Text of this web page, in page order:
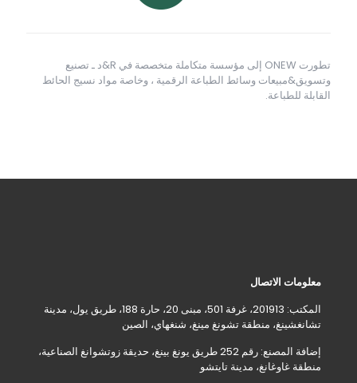
تطورت ONEW إلى مؤسسة متكاملة متخصصة في R&د ـ تصنيع
وتسويق&مبيعات وسائط الطباعة الرقمية ، وخاصة مواد نسيج الحائط
القابلة للطباعة.
معلومات الاتصال
المكتب: 201913، غرفة 501، مبنى 20، حارة 188، طريق يول، مدينة
تشانغشينغ، منطقة تشونغ مينغ، شنغهاي، الصين
إضافة المصنع: رقم 252 طريق يونغ بينغ، حديقة زوتشوانغ الصناعية،
منطقة غاوغانغ، مدينة تايتشو